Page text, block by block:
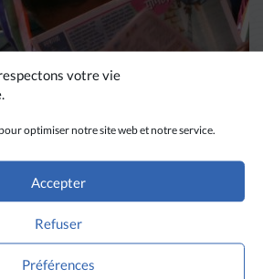
votre vie
optimiser notre site web et notre service.
Accepter
Refuser
Préférences
presse de la
18 mars